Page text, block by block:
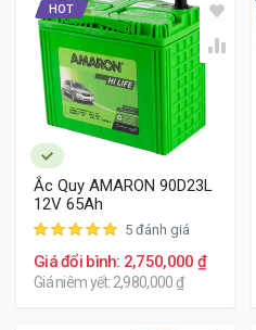
HOT
Ắc Quy AMARON 90D23L
12V 65Ah
5 đánh giá
Giá đổi bình: 2,750,000 ₫
Giá niêm yết: 2,980,000 ₫